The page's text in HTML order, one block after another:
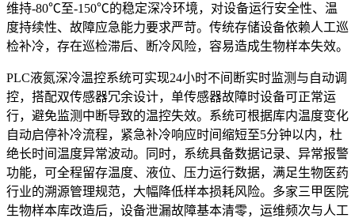
维持-80℃至-150℃的稳定深冷环境，对设备运行安全性、温
度持续性、故障应急能力要求严苛。传统存储设备依赖人工巡
检补冷，存在巡检滞后、断冷风险，容易造成生物样本失效。
PLC液氮深冷温控系统可实现24小时不间断实时监测与自动调
控，搭配双传感器冗余设计，单传感器故障时设备可正常运
行，避免监测中断导致的温控失效。系统可根据库内温度变化
自动启停补冷流程，紧急补冷响应时间缩短至5分钟以内，杜
绝长时间温度异常波动。同时，系统具备数据记录、异常报警
功能，可全程留存温度、液位、压力运行数据，满足生物医药
行业的溯源管理规范，大幅降低样本损耗风险。多家三甲医院
生物样本库改造后，设备泄漏故障基本清零，运维频次与人工